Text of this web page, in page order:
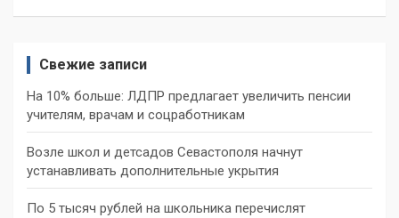
Свежие записи
На 10% больше: ЛДПР предлагает увеличить пенсии
учителям, врачам и соцработникам
Возле школ и детсадов Севастополя начнут
устанавливать дополнительные укрытия
По 5 тысяч рублей на школьника перечислят